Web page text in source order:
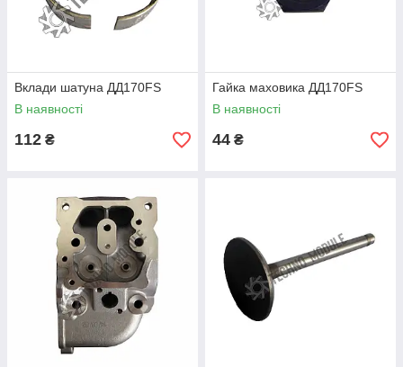
Вклади шатуна ДД170FS
В наявності
112 ₴
Гайка маховика ДД170FS
В наявності
44 ₴